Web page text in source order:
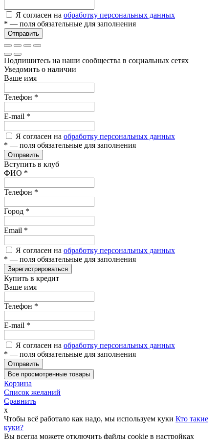
Я согласен на обработку персональных данных
* — поля обязательные для заполнения
Отправить
Подпишитесь на наши сообщества в социальных сетях
Уведомить о наличии
Ваше имя
Телефон *
E-mail *
Я согласен на обработку персональных данных
* — поля обязательные для заполнения
Отправить
Вступить в клуб
ФИО *
Телефон *
Город *
Email *
Я согласен на обработку персональных данных
* — поля обязательные для заполнения
Зарегистрироваться
Купить в кредит
Ваше имя
Телефон *
E-mail *
Я согласен на обработку персональных данных
* — поля обязательные для заполнения
Отправить
Все просмотренные товары
Корзина
Список желаний
Сравнить
x
Чтобы всё работало как надо, мы используем куки Кто такие
куки?
Вы всегда можете отключить файлы cookie в настройках